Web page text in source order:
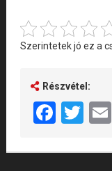
Szerintetek jó ez a
Részvétel: